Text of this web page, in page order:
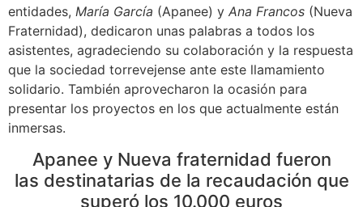
entidades, María García (Apanee) y Ana Francos (Nueva
Fraternidad), dedicaron unas palabras a todos los
asistentes, agradeciendo su colaboración y la respuesta
que la sociedad torrevejense ante este llamamiento
solidario. También aprovecharon la ocasión para
presentar los proyectos en los que actualmente están
inmersas.
Apanee y Nueva fraternidad fueron
las destinatarias de la recaudación que
superó los 10.000 euros